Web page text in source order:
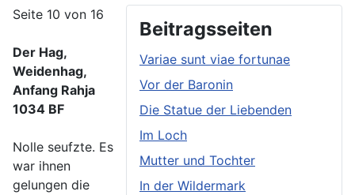
Beitragsseiten
Variae sunt viae fortunae
Vor der Baronin
Die Statue der Liebenden
Im Loch
Mutter und Tochter
In der Wildermark
Seite 10 von 16
Der Hag,
Weidenhag,
Anfang Rahja
1034 BF
Nolle seufzte. Es
war ihnen
gelungen die